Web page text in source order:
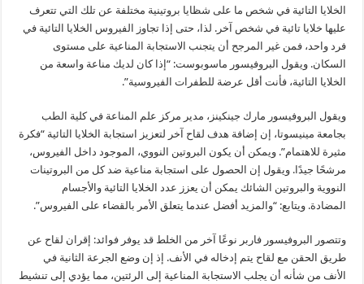
الخلايا التائية في شخص ما على شظايا بروتينية مختلفة عن تلك التي تتعرف
عليها خلايا تائية في شخص آخر. لذا، حتى إذا تجاوز الفيروس الخلايا التائية في
فرد واحد، فمن غير المرجح أن يتجنب الاستجابة المناعية على مستوى
السكان. ويقول البروفيسور ماسوبوست: “إذا كان لديك مناعة واسعة من
الخلايا التائية، فأنت أقل عرضة للطفرات الفيروسية”.
ويقول البروفيسور مارك جينكينز، مدير مركز علم المناعة في كلية الطب
بجامعة مينيسوتا، إن إضافة هدف لقاح آخر لتعزيز استجابة الخلايا التائية “فكرة
مثيرة للاهتمام”. ويمكن أن يكون البروتين النووي، الموجود داخل الفيروس،
مرشحًا جيدًا. ويقول إن الحصول على استجابة مناعية ضد كل من البروتينات
النووية والبروتين الشائك يمكن أن يعزز عدد الخلايا التائية والأجسام
المضادة. ويتابع: “والمزيد أفضل عندما يتعلق الأمر بالقضاء على الفيروس”.
وتتصور البروفيسور فاربر نوعًا آخر من الخلط قد يوفر فوائد: إقران لقاح عن
طريق الحقن مع لقاح يتم إدخاله في الأنف. إذ إن وضع الجرعة الثانية في
الأنف من شأنه أن يجلب الاستجابة المناعية إلى الرئتين، مما يؤدي إلى تنشيط